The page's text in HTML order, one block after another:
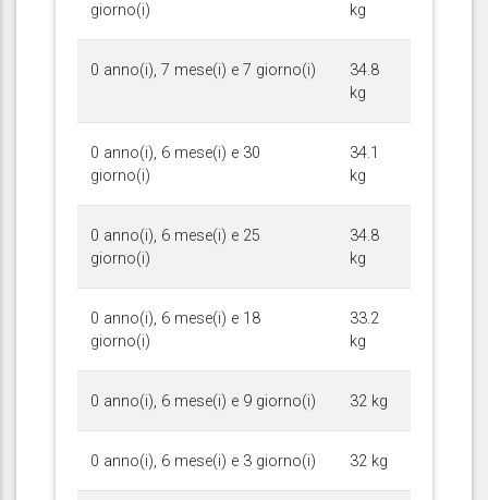
giorno(i) kg
0 anno(i), 7 mese(i) e 7 giorno(i)
34.8
kg
0 anno(i), 6 mese(i) e 30
giorno(i)
34.1
kg
0 anno(i), 6 mese(i) e 25
giorno(i)
34.8
kg
0 anno(i), 6 mese(i) e 18
giorno(i)
33.2
kg
0 anno(i), 6 mese(i) e 9 giorno(i) 32 kg
0 anno(i), 6 mese(i) e 3 giorno(i) 32 kg